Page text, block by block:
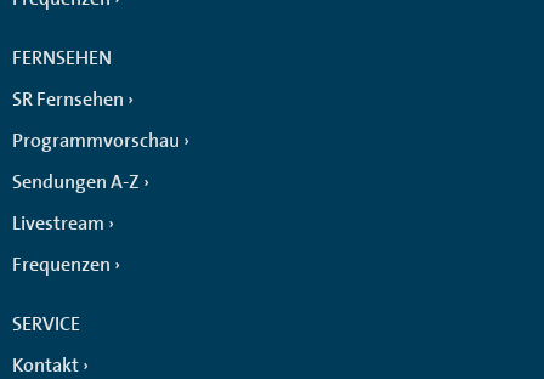
FERNSEHEN
SR Fernsehen
Programmvorschau
Sendungen A-Z
Livestream
Frequenzen
SERVICE
Kontakt